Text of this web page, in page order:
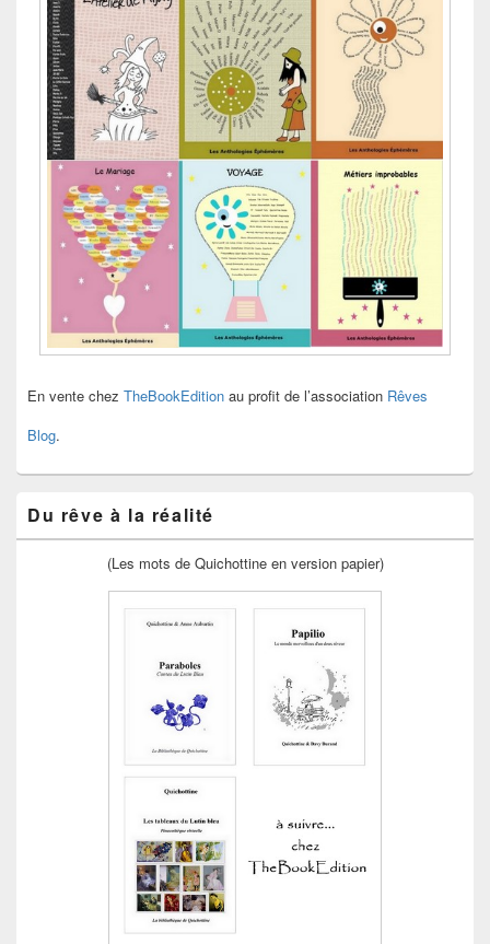
En vente chez TheBookEdition au profit de l’association Rêves
Blog.
Du rêve à la réalité
(Les mots de Quichottine en version papier)